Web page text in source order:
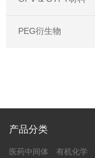
PEG衍生物
产品分类
医药中间体 有机化学